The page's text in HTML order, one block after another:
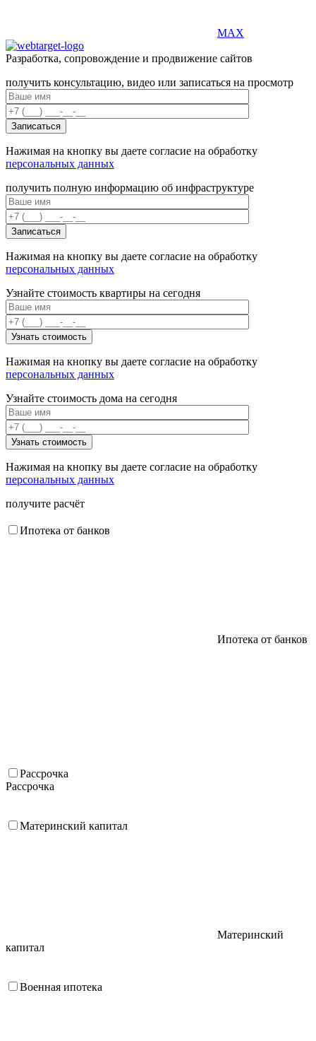
MAX
Разработка, сопровождение и продвижение сайтов
получить консультацию, видео или записаться на просмотр
Нажимая на кнопку вы даете согласие на обработку
персональных данных
получить полную информацию об инфраструктуре
Нажимая на кнопку вы даете согласие на обработку
персональных данных
Узнайте стоимость квартиры на сегодня
Нажимая на кнопку вы даете согласие на обработку
персональных данных
Узнайте стоимость дома на сегодня
Нажимая на кнопку вы даете согласие на обработку
персональных данных
получите расчёт
Ипотека от банков
Ипотека от банков
Рассрочка
Рассрочка
Материнский капитал
Материнский
капитал
Военная ипотека